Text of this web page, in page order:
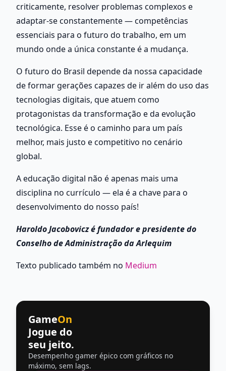
criticamente, resolver problemas complexos e
adaptar-se constantemente — competências
essenciais para o futuro do trabalho, em um
mundo onde a única constante é a mudança.
O futuro do Brasil depende da nossa capacidade
de formar gerações capazes de ir além do uso das
tecnologias digitais, que atuem como
protagonistas da transformação e da evolução
tecnológica. Esse é o caminho para um país
melhor, mais justo e competitivo no cenário
global.
A educação digital não é apenas mais uma
disciplina no currículo — ela é a chave para o
desenvolvimento do nosso país!
Haroldo Jacobovicz é fundador e presidente do
Conselho de Administração da Arlequim
Texto publicado também no Medium
GameOn
Jogue do
seu jeito.
Desempenho gamer épico com gráficos no
máximo, sem lags.